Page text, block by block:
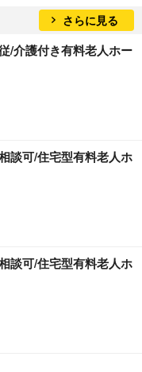
さらに見る
/介護付き有料老人ホー
談可/住宅型有料老人ホ
談可/住宅型有料老人ホ